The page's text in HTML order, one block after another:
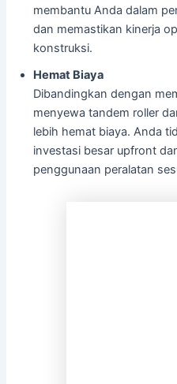
membantu Anda dalam
dan memastikan kinerja
konstruksi.
Hemat Biaya
Dibandingkan dengan
menyewa tandem roller
lebih hemat biaya. Anda
investasi besar upfront
penggunaan peralatan